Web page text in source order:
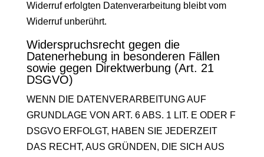
Widerruf erfolgten Datenverarbeitung bleibt vom
Widerruf unberührt.
Widerspruchsrecht gegen die
Datenerhebung in besonderen Fällen
sowie gegen Direktwerbung (Art. 21
DSGVO)
WENN DIE DATENVERARBEITUNG AUF
GRUNDLAGE VON ART. 6 ABS. 1 LIT. E ODER F
DSGVO ERFOLGT, HABEN SIE JEDERZEIT
DAS RECHT, AUS GRÜNDEN, DIE SICH AUS